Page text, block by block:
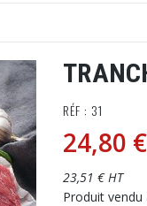
RÉF : 31
24,80 €
23,51 € HT
Produit